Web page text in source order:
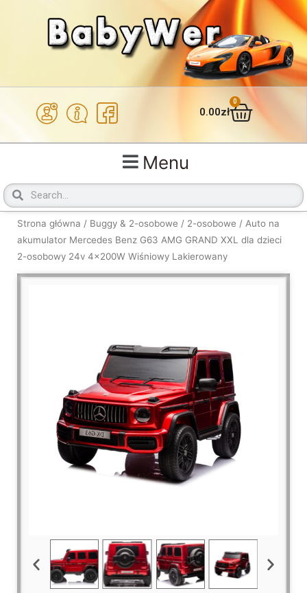
0.00zł
0
Wózek
Menu
SzukajSzukaj
Strona główna / Buggy & 2-osobowe / 2-osobowe / Auto na
akumulator Mercedes Benz G63 AMG GRAND XXL dla dzieci
2-osobowy 24v 4x200W Wiśniowy Lakierowany